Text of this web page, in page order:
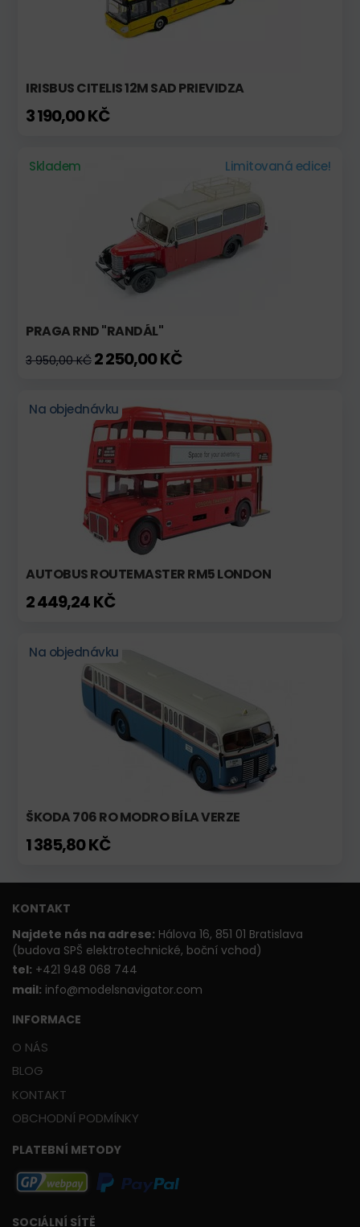
IRISBUS CITELIS 12M SAD PRIEVIDZA
3 190,00 KČ
Skladem Limitovaná edice!
PRAGA RND "RANDÁL"
3 950,00 KČ 2 250,00 KČ
Na objednávku
AUTOBUS ROUTEMASTER RM5 LONDON
2 449,24 KČ
Na objednávku
ŠKODA 706 RO MODRO BÍLA VERZE
1 385,80 KČ
KONTAKT
Najdete nás na adrese: Hálova 16, 851 01 Bratislava
(budova SPŠ elektrotechnické, boční vchod)
tel: +421 948 068 744
mail: info@modelsnavigator.com
INFORMACE
O NÁS
BLOG
KONTAKT
OBCHODNÍ PODMÍNKY
PLATEBNÍ METODY
SOCIÁLNÍ SÍTĚ